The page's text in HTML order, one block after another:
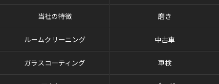
当社の特徴 磨き
ルームクリーニング 中古車
ガラスコーティング 車検